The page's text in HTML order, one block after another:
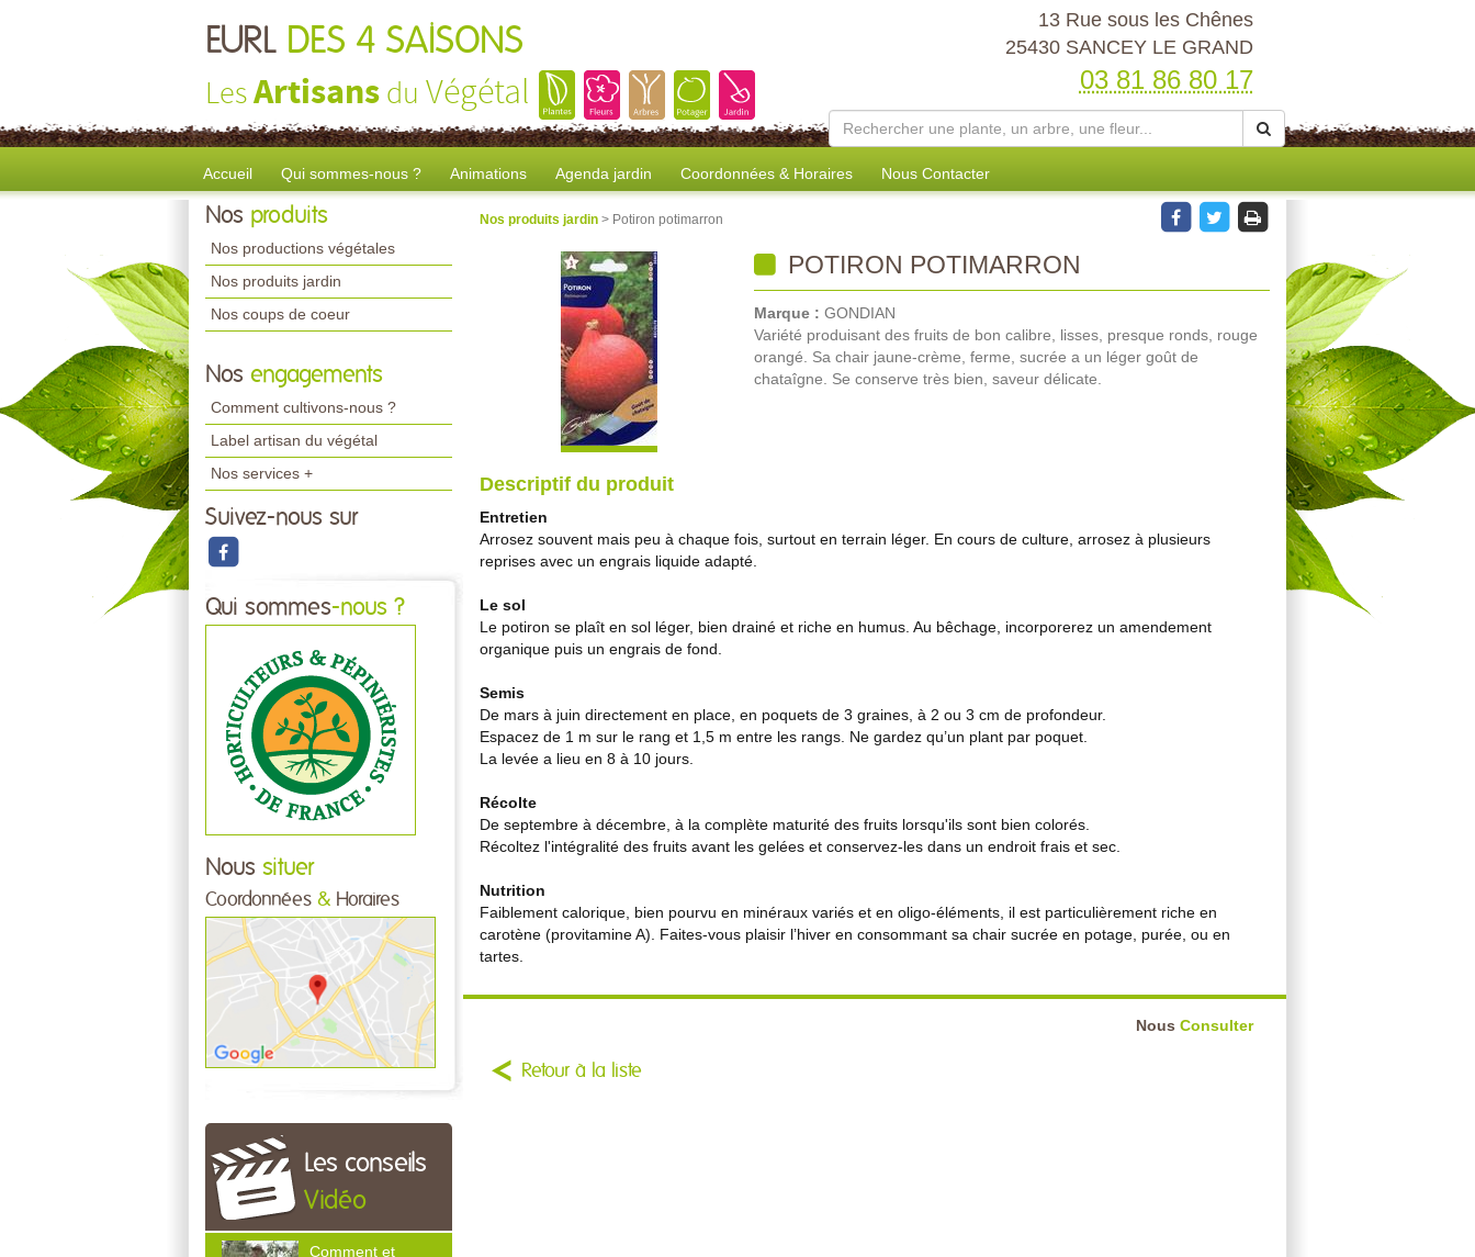
EURL DES 4 SAISONS
LesArtisans du Végétal
13 Rue sous les Chênes
25430 SANCEY LE GRAND
03 81 86 80 17
Accueil Qui sommes-nous ? Animations Agenda jardin Coordonnées & Horaires Nous Contacter
Nos produits
Nos productions végétales
Nos produits jardin
Nos coups de coeur
Nos engagements
Comment cultivons-nous ?
Label artisan du végétal
Nos services +
Suivez-nous sur
Qui sommes-nous ?
Nous situer
Coordonnées & Horaires
Les conseils
Vidéo
Comment et
Nos produits jardin > Potiron potimarron
POTIRON POTIMARRON
Marque : GONDIAN
Variété produisant des fruits de bon calibre, lisses, presque ronds, rouge
orangé. Sa chair jaune-crème, ferme, sucrée a un léger goût de
chataîgne. Se conserve très bien, saveur délicate.
Descriptif du produit
Entretien
Arrosez souvent mais peu à chaque fois, surtout en terrain léger. En cours de culture, arrosez à plusieurs
reprises avec un engrais liquide adapté.
Le sol
Le potiron se plaît en sol léger, bien drainé et riche en humus. Au bêchage, incorporerez un amendement
organique puis un engrais de fond.
Semis
De mars à juin directement en place, en poquets de 3 graines, à 2 ou 3 cm de profondeur.
Espacez de 1 m sur le rang et 1,5 m entre les rangs. Ne gardez qu’un plant par poquet.
La levée a lieu en 8 à 10 jours.
Récolte
De septembre à décembre, à la complète maturité des fruits lorsqu'ils sont bien colorés.
Récoltez l'intégralité des fruits avant les gelées et conservez-les dans un endroit frais et sec.
Nutrition
Faiblement calorique, bien pourvu en minéraux variés et en oligo-éléments, il est particulièrement riche en
carotène (provitamine A). Faites-vous plaisir l’hiver en consommant sa chair sucrée en potage, purée, ou en
tartes.
Nous Consulter
Retour à la liste